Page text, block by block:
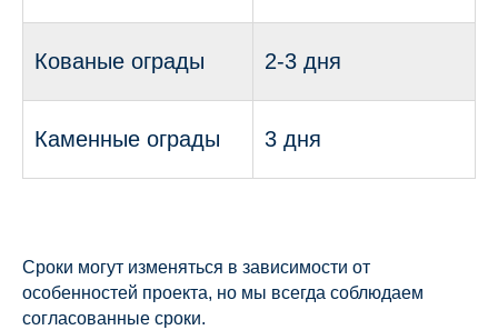
Кованые ограды 2-3 дня
Каменные ограды 3 дня
Сроки могут изменяться в зависимости от
особенностей проекта, но мы всегда соблюдаем
согласованные сроки.